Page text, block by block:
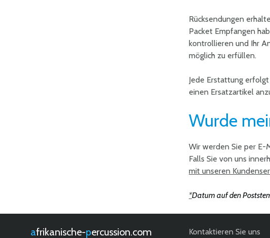
Rücksendungen
Packet Empfangen
kontrollieren und Ihr
möglich zu erfüllen.
Jede Erstattung
einen Ersatzartikel
Wurde
Wir werden Sie per E-
Falls Sie von uns
mit unseren
*Datum auf den
afrikanische- percussion.com Kontaktieren Sie uns